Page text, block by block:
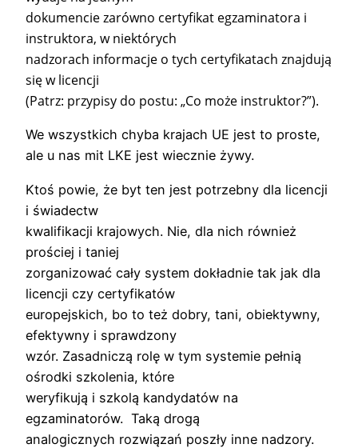
dokumencie zarówno certyfikat egzaminatora i
instruktora, w niektórych
nadzorach informacje o tych certyfikatach znajdują
się w licencji
(Patrz: przypisy do postu: „Co może instruktor?”).
We wszystkich chyba krajach UE jest to proste,
ale u nas mit LKE jest wiecznie żywy.
Ktoś powie, że byt ten jest potrzebny dla licencji
i świadectw
kwalifikacji krajowych. Nie, dla nich również
prościej i taniej
zorganizować cały system dokładnie tak jak dla
licencji czy certyfikatów
europejskich, bo to też dobry, tani, obiektywny,
efektywny i sprawdzony
wzór. Zasadniczą rolę w tym systemie pełnią
ośrodki szkolenia, które
weryfikują i szkolą kandydatów na
egzaminatorów. Taką drogą
analogicznych rozwiązań poszły inne nadzory.